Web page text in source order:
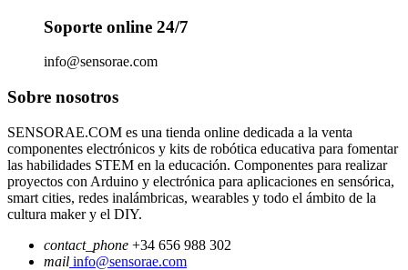
Soporte online 24/7
info@sensorae.com
Sobre nosotros
SENSORAE.COM es una tienda online dedicada a la venta
componentes electrónicos y kits de robótica educativa para fomentar
las habilidades STEM en la educación. Componentes para realizar
proyectos con Arduino y electrónica para aplicaciones en sensórica,
smart cities, redes inalámbricas, wearables y todo el ámbito de la
cultura maker y el DIY.
contact_phone +34 656 988 302
mail info@sensorae.com